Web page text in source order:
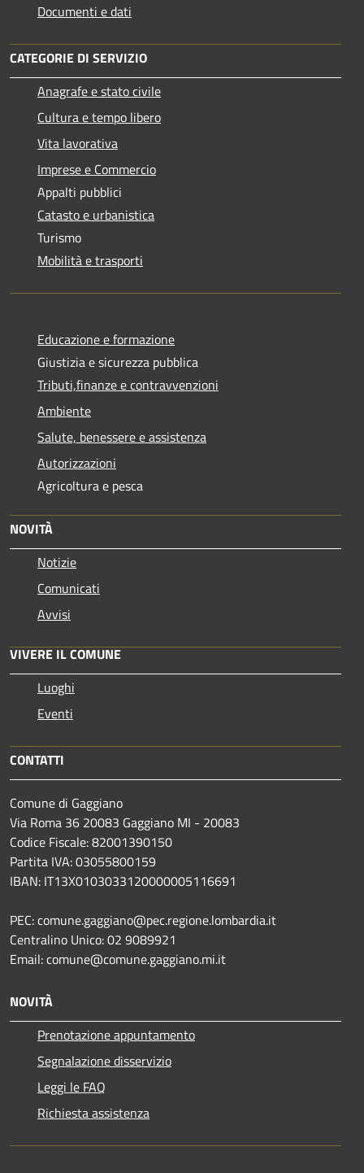
Documenti e dati
CATEGORIE DI SERVIZIO
Anagrafe e stato civile
Cultura e tempo libero
Vita lavorativa
Imprese e Commercio
Appalti pubblici
Catasto e urbanistica
Turismo
Mobilità e trasporti
Educazione e formazione
Giustizia e sicurezza pubblica
Tributi,finanze e contravvenzioni
Ambiente
Salute, benessere e assistenza
Autorizzazioni
Agricoltura e pesca
NOVITÀ
Notizie
Comunicati
Avvisi
VIVERE IL COMUNE
Luoghi
Eventi
CONTATTI
Comune di Gaggiano
Via Roma 36 20083 Gaggiano MI - 20083
Codice Fiscale: 82001390150
Partita IVA: 03055800159
IBAN: IT13X0103033120000005116691
PEC: comune.gaggiano@pec.regione.lombardia.it
Centralino Unico: 02 9089921
Email: comune@comune.gaggiano.mi.it
NOVITÀ
Prenotazione appuntamento
Segnalazione disservizio
Leggi le FAQ
Richiesta assistenza